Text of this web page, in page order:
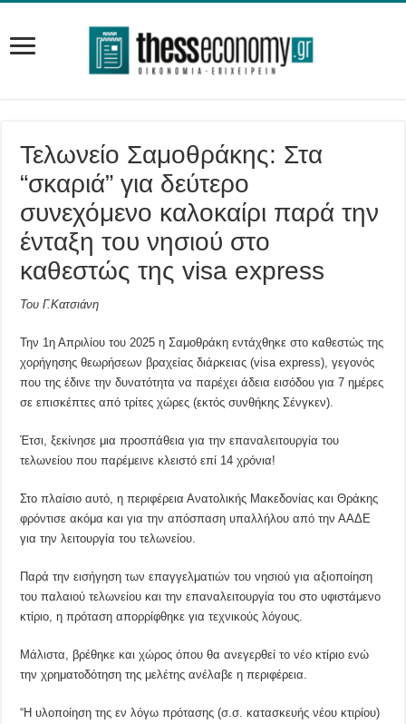
Τελωνείο Σαμοθράκης: Στα
“σκαριά” για δεύτερο
συνεχόμενο καλοκαίρι παρά την
ένταξη του νησιού στο
καθεστώς της visa express
Του Γ.Κατσιάνη
Την 1η Απριλίου του 2025 η Σαμοθράκη εντάχθηκε στο καθεστώς της
χορήγησης θεωρήσεων βραχείας διάρκειας (visa express), γεγονός
που της έδινε την δυνατότητα να παρέχει άδεια εισόδου για 7 ημέρες
σε επισκέπτες από τρίτες χώρες (εκτός συνθήκης Σένγκεν).
Έτσι, ξεκίνησε μια προσπάθεια για την επαναλειτουργία του
τελωνείου που παρέμεινε κλειστό επί 14 χρόνια!
Στο πλαίσιο αυτό, η περιφέρεια Ανατολικής Μακεδονίας και Θράκης
φρόντισε ακόμα και για την απόσπαση υπαλλήλου από την ΑΑΔΕ
για την λειτουργία του τελωνείου.
Παρά την εισήγηση των επαγγελματιών του νησιού για αξιοποίηση
του παλαιού τελωνείου και την επαναλειτουργία του στο υφιστάμενο
κτίριο, η πρόταση απορρίφθηκε για τεχνικούς λόγους.
Μάλιστα, βρέθηκε και χώρος όπου θα ανεγερθεί το νέο κτίριο ενώ
την χρηματοδότηση της μελέτης ανέλαβε η περιφέρεια.
“Η υλοποίηση της εν λόγω πρότασης (σ.σ. κατασκευής νέου κτιρίου)